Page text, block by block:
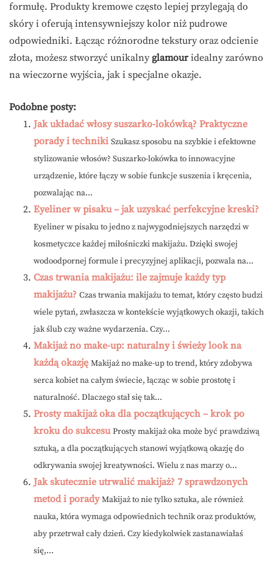
formułę. Produkty kremowe często lepiej przylegają do
skóry i oferują intensywniejszy kolor niż pudrowe
odpowiedniki. Łącząc różnorodne tekstury oraz odcienie
złota, możesz stworzyć unikalny glamouridealny zarówno
na wieczorne wyjścia, jak i specjalne okazje.
Podobne posty:
Jak układać włosy suszarko-lokówką? Praktyczne
porady i techniki Szukasz sposobu na szybkie i efektowne
stylizowanie włosów? Suszarko-lokówka to innowacyjne
urządzenie, które łączy w sobie funkcje suszenia i kręcenia,
pozwalając na...
Eyeliner w pisaku – jak uzyskać perfekcyjne kreski?
Eyeliner w pisaku to jedno z najwygodniejszych narzędzi w
kosmetyczce każdej miłośniczki makijażu. Dzięki swojej
wodoodpornej formule i precyzyjnej aplikacji, pozwala na...
Czas trwania makijażu: ile zajmuje każdy typ
makijażu? Czas trwania makijażu to temat, który często budzi
wiele pytań, zwłaszcza w kontekście wyjątkowych okazji, takich
jak ślub czy ważne wydarzenia. Czy...
Makijaż no make-up: naturalny i świeży look na
każdą okazję Makijaż no make-up to trend, który zdobywa
serca kobiet na całym świecie, łącząc w sobie prostotę i
naturalność. Dlaczego stał się tak...
Prosty makijaż oka dla początkujących – krok po
kroku do sukcesu Prosty makijaż oka może być prawdziwą
sztuką, a dla początkujących stanowi wyjątkową okazję do
odkrywania swojej kreatywności. Wielu z nas marzy o...
Jak skutecznie utrwalić makijaż? 7 sprawdzonych
metod i porady Makijaż to nie tylko sztuka, ale również
nauka, która wymaga odpowiednich technik oraz produktów,
aby przetrwał cały dzień. Czy kiedykolwiek zastanawiałaś
się,...